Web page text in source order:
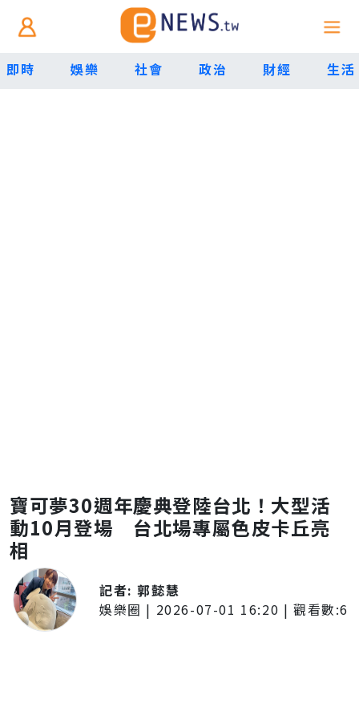
即時 娛樂 社會 政治 財經 生活
寶可夢30週年慶典登陸台北！大型活
動10月登場 台北場專屬色皮卡丘亮
相
記者:郭懿慧
娛樂圈 | 2026-07-01 16:20 | 觀看數:6